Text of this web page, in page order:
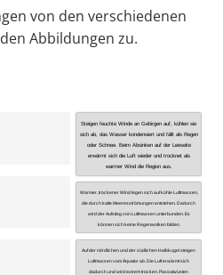
von den verschiedenen
Abbildungen zu.